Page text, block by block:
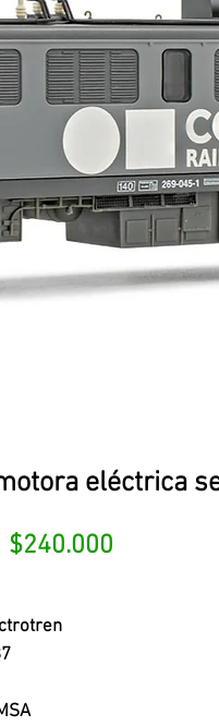
eléctrica
$240.000Precio